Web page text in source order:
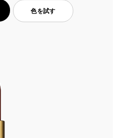
色を試す